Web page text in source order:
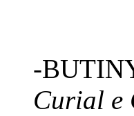
-
Curial e